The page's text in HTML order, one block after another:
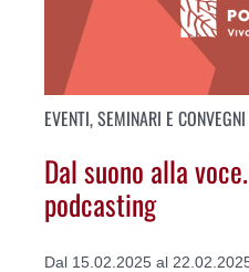
EVENTI, SEMINARI E CONVEGNI
Dal suono alla
podcasting
Dal 15.02.2025 al